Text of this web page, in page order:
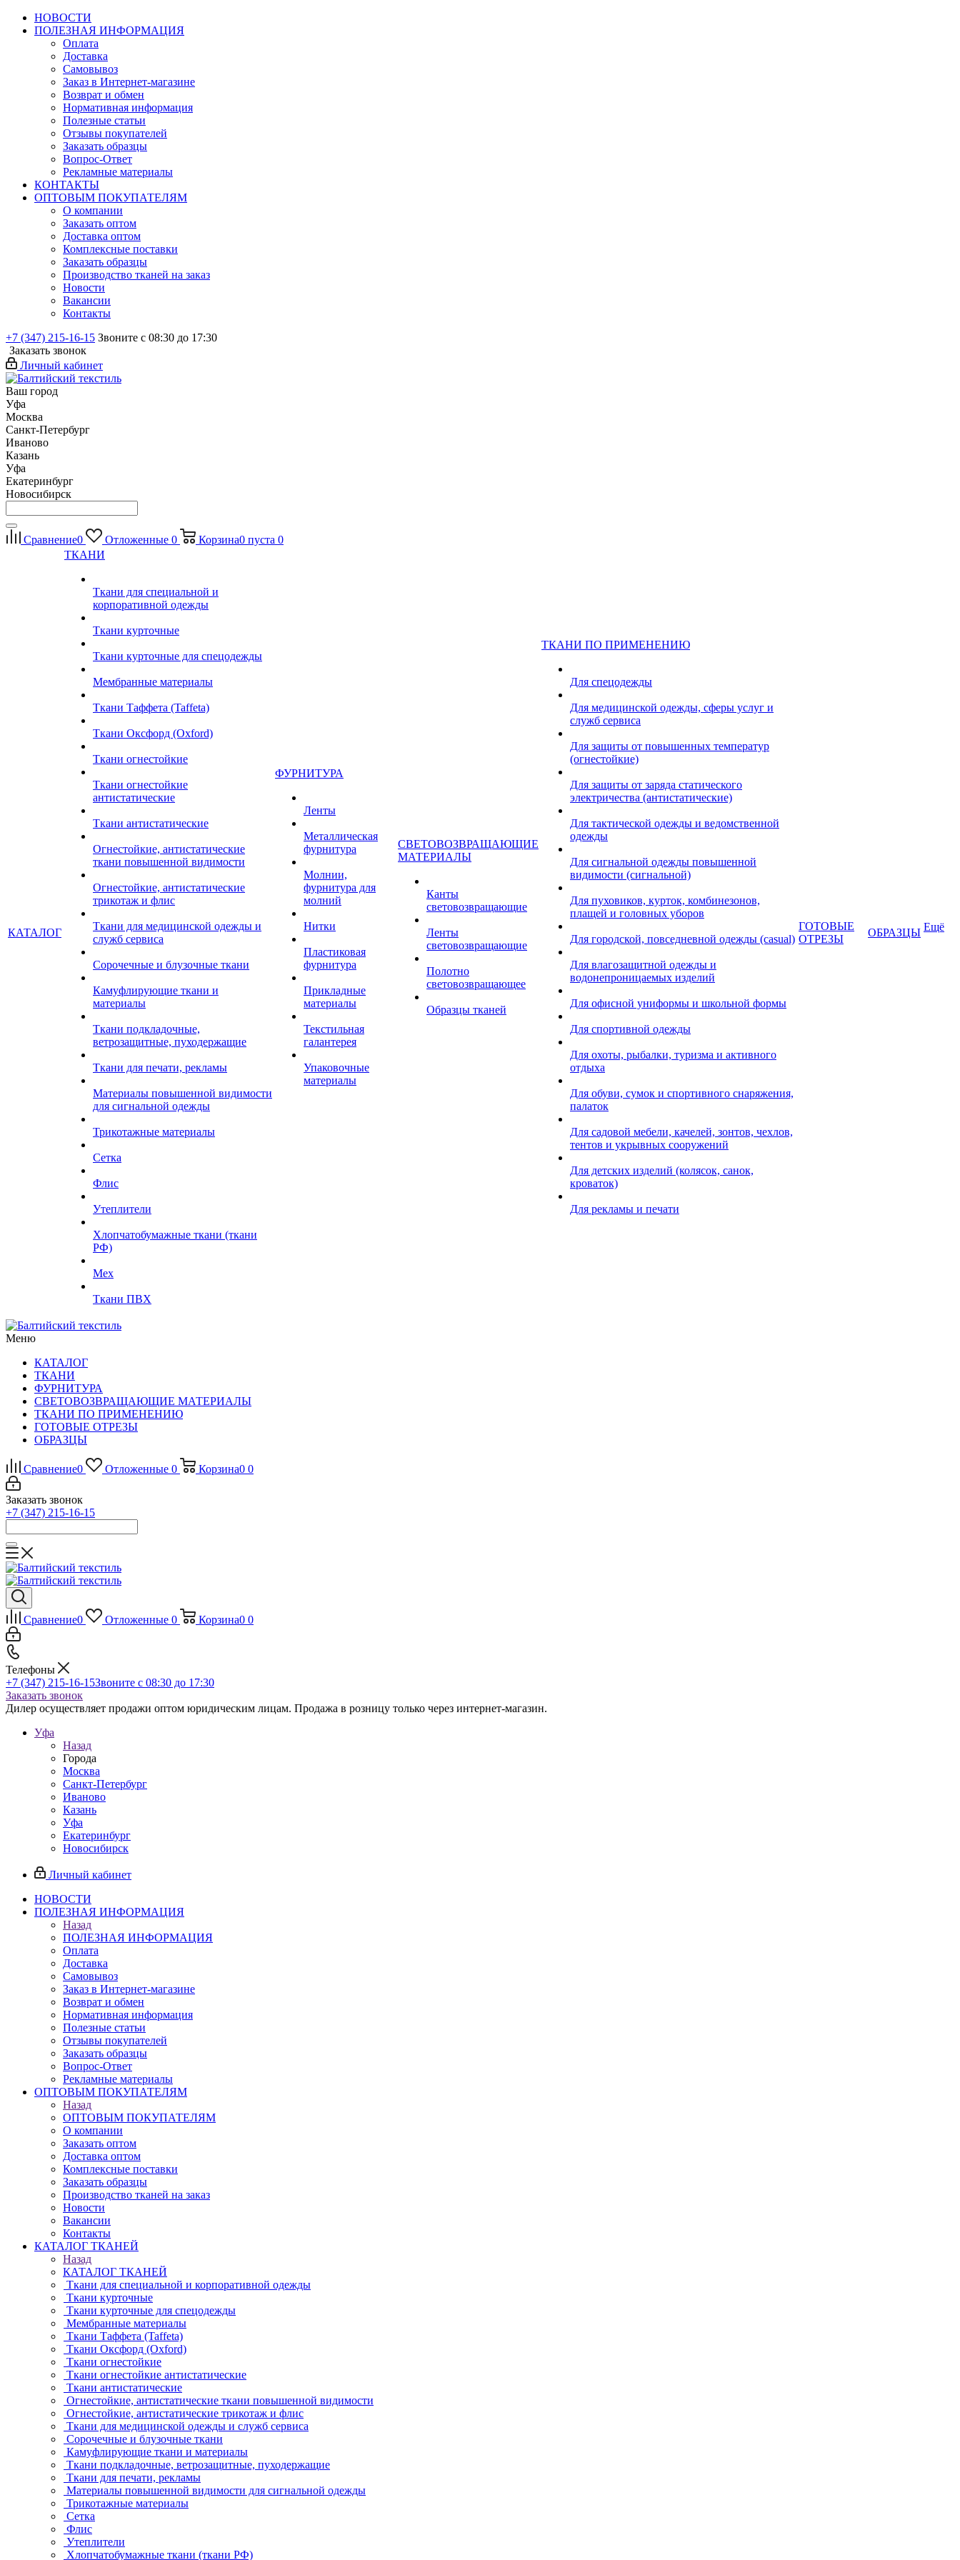
НОВОСТИ
ПОЛЕЗНАЯ ИНФОРМАЦИЯ
Оплата
Доставка
Самовывоз
Заказ в Интернет-магазине
Возврат и обмен
Нормативная информация
Полезные статьи
Отзывы покупателей
Заказать образцы
Вопрос-Ответ
Рекламные материалы
КОНТАКТЫ
ОПТОВЫМ ПОКУПАТЕЛЯМ
О компании
Заказать оптом
Доставка оптом
Комплексные поставки
Заказать образцы
Производство тканей на заказ
Новости
Вакансии
Контакты
+7 (347) 215-16-15 Звоните с 08:30 до 17:30
Заказать звонок
Личный кабинет
Ваш город
Уфа
Москва
Санкт-Петербург
Иваново
Казань
Уфа
Екатеринбург
Новосибирск
Сравнение0 Отложенные 0 Корзина0 пуста 0
КАТАЛОГ
ТКАНИ
Ткани для специальной и
корпоративной одежды
Ткани курточные
Ткани курточные для спецодежды
Мембранные материалы
Ткани Таффета (Taffeta)
Ткани Оксфорд (Oxford)
Ткани огнестойкие
Ткани огнестойкие
антистатические
Ткани антистатические
Огнестойкие, антистатические
ткани повышенной видимости
Огнестойкие, антистатические
трикотаж и флис
Ткани для медицинской одежды и
служб сервиса
Сорочечные и блузочные ткани
Камуфлирующие ткани и
материалы
Ткани подкладочные,
ветрозащитные, пуходержащие
Ткани для печати, рекламы
Материалы повышенной видимости
для сигнальной одежды
Трикотажные материалы
Сетка
Флис
Утеплители
Хлопчатобумажные ткани (ткани
РФ)
Мех
Ткани ПВХ
ФУРНИТУРА
Ленты
Металлическая
фурнитура
Молнии,
фурнитура для
молний
Нитки
Пластиковая
фурнитура
Прикладные
материалы
Текстильная
галантерея
Упаковочные
материалы
СВЕТОВОЗВРАЩАЮЩИЕ
МАТЕРИАЛЫ
Канты
световозвращающие
Ленты
световозвращающие
Полотно
световозвращающее
Образцы тканей
ТКАНИ ПО ПРИМЕНЕНИЮ
Для спецодежды
Для медицинской одежды, сферы услуг и
служб сервиса
Для защиты от повышенных температур
(огнестойкие)
Для защиты от заряда статического
электричества (антистатические)
Для тактической одежды и ведомственной
одежды
Для сигнальной одежды повышенной
видимости (сигнальной)
Для пуховиков, курток, комбинезонов,
плащей и головных уборов
Для городской, повседневной одежды (casual)
Для влагозащитной одежды и
водонепроницаемых изделий
Для офисной униформы и школьной формы
Для спортивной одежды
Для охоты, рыбалки, туризма и активного
отдыха
Для обуви, сумок и спортивного снаряжения,
палаток
Для садовой мебели, качелей, зонтов, чехлов,
тентов и укрывных сооружений
Для детских изделий (колясок, санок,
кроваток)
Для рекламы и печати
ГОТОВЫЕ
ОТРЕЗЫ
ОБРАЗЦЫ Ещё
Меню
КАТАЛОГ
ТКАНИ
ФУРНИТУРА
СВЕТОВОЗВРАЩАЮЩИЕ МАТЕРИАЛЫ
ТКАНИ ПО ПРИМЕНЕНИЮ
ГОТОВЫЕ ОТРЕЗЫ
ОБРАЗЦЫ
Сравнение0 Отложенные 0 Корзина0 0
Заказать звонок
+7 (347) 215-16-15
Сравнение0 Отложенные 0 Корзина0 0
Телефоны
+7 (347) 215-16-15Звоните с 08:30 до 17:30
Заказать звонок
Дилер осуществляет продажи оптом юридическим лицам. Продажа в розницу только через интернет-магазин.
Уфа
Назад
Города
Москва
Санкт-Петербург
Иваново
Казань
Уфа
Екатеринбург
Новосибирск
Личный кабинет
НОВОСТИ
ПОЛЕЗНАЯ ИНФОРМАЦИЯ
Назад
ПОЛЕЗНАЯ ИНФОРМАЦИЯ
Оплата
Доставка
Самовывоз
Заказ в Интернет-магазине
Возврат и обмен
Нормативная информация
Полезные статьи
Отзывы покупателей
Заказать образцы
Вопрос-Ответ
Рекламные материалы
ОПТОВЫМ ПОКУПАТЕЛЯМ
Назад
ОПТОВЫМ ПОКУПАТЕЛЯМ
О компании
Заказать оптом
Доставка оптом
Комплексные поставки
Заказать образцы
Производство тканей на заказ
Новости
Вакансии
Контакты
КАТАЛОГ ТКАНЕЙ
Назад
КАТАЛОГ ТКАНЕЙ
Ткани для специальной и корпоративной одежды
Ткани курточные
Ткани курточные для спецодежды
Мембранные материалы
Ткани Таффета (Taffeta)
Ткани Оксфорд (Oxford)
Ткани огнестойкие
Ткани огнестойкие антистатические
Ткани антистатические
Огнестойкие, антистатические ткани повышенной видимости
Огнестойкие, антистатические трикотаж и флис
Ткани для медицинской одежды и служб сервиса
Сорочечные и блузочные ткани
Камуфлирующие ткани и материалы
Ткани подкладочные, ветрозащитные, пуходержащие
Ткани для печати, рекламы
Материалы повышенной видимости для сигнальной одежды
Трикотажные материалы
Сетка
Флис
Утеплители
Хлопчатобумажные ткани (ткани РФ)